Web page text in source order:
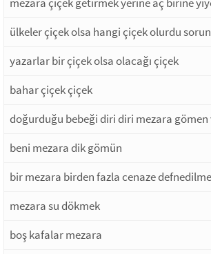
ülkeler çiçek olsa hangi çiçek olurdu
yazarlar bir çiçek olsa olacağı çiçek
bahar çiçek çiçek
doğurduğu bebeği diri diri mezara gömen
beni mezara dik gömün
bir mezara birden fazla cenaze
mezara su dökmek
boş kafalar mezara